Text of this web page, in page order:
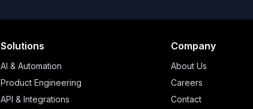
Solutions
AI & Automation
Product Engineering
API & Integrations
Company
About Us
Careers
Contact